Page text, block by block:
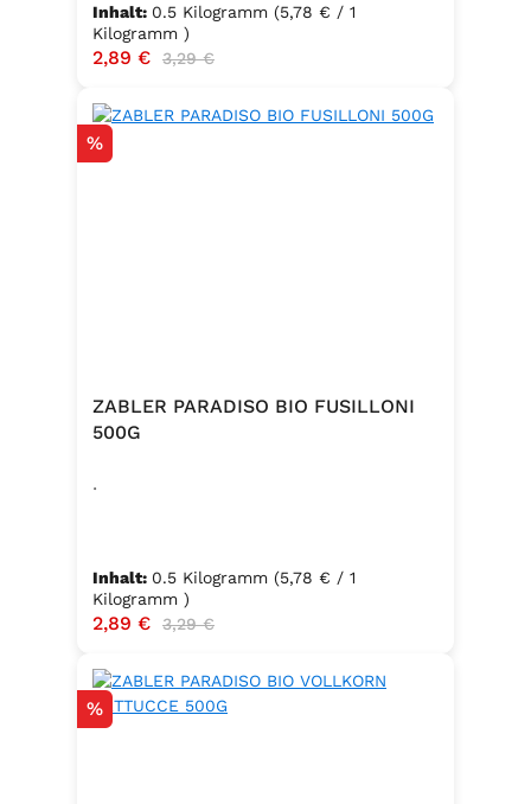
Inhalt: 0.5 Kilogramm (5,78 € / 1
Kilogramm )
Verkaufspreis:
2,89 € Regulärer Preis:
3,29 €
Rabatt
%
ZABLER PARADISO BIO FUSILLONI
500G
.
Inhalt: 0.5 Kilogramm (5,78 € / 1
Kilogramm )
Verkaufspreis:
2,89 € Regulärer Preis:
3,29 €
Rabatt
%